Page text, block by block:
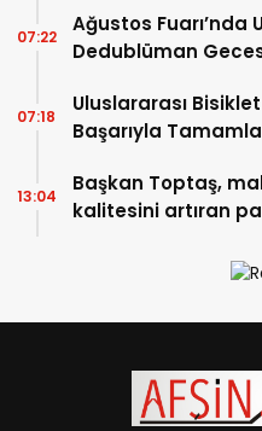
Ağustos Fuarı’nda
Dedublüman
07:22
Uluslararası
Başarıyla
07:18
Başkan Toptaş,
kalitesini artıran
13:04